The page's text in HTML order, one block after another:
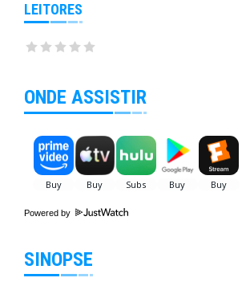
LEITORES
ONDE ASSISTIR
Powered by
SINOPSE